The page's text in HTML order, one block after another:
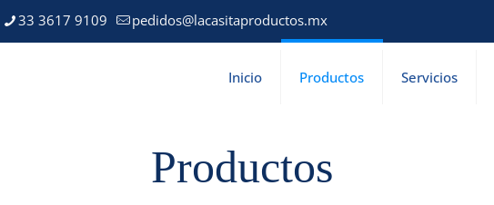
33 3617 9109 pedidos@lacasitaproductos.mx
Inicio Productos Servicios
Productos